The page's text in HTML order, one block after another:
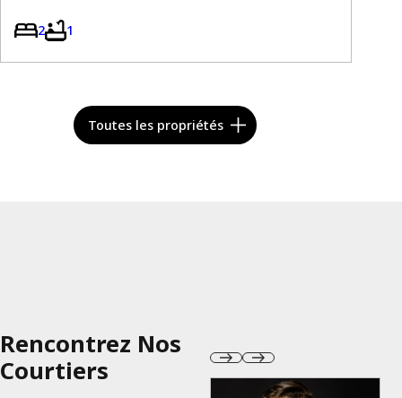
2 1
Toutes les propriétés
Rencontrez Nos
Courtiers